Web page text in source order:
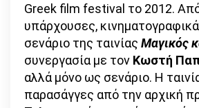
Greek film festival το 2012.
υπάρχουσες,
σενάριο της ταινίας Μαγικός
συνεργασία με τον Κωστή
αλλά μόνο ως σενάριο. Η
παρασάγγες από την αρχική